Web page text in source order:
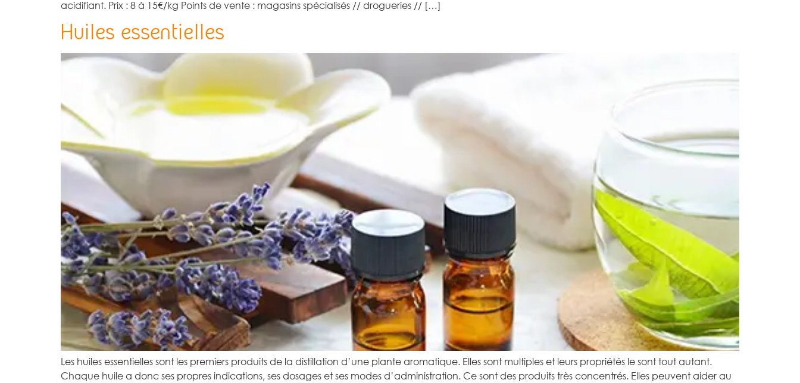
acidifiant. Prix : 8 à 15€/kg Points de vente : magasins spécialisés // drogueries // […]
Huiles essentielles
Les huiles essentielles sont les premiers produits de la distillation d’une plante aromatique. Elles sont multiples et leurs propriétés le sont tout autant.
Chaque huile a donc ses propres indications, ses dosages et ses modes d’administration. Ce sont des produits très concentrés. Elles peuvent aider au